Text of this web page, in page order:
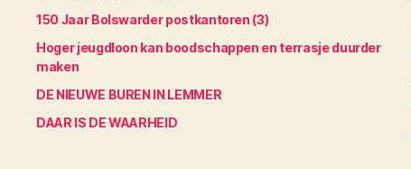
150 Jaar Bolswarder postkantoren (3)
Hoger jeugdloon kan boodschappen en terrasje duurder
maken
DE NIEUWE BUREN IN LEMMER
DAAR IS DE WAARHEID